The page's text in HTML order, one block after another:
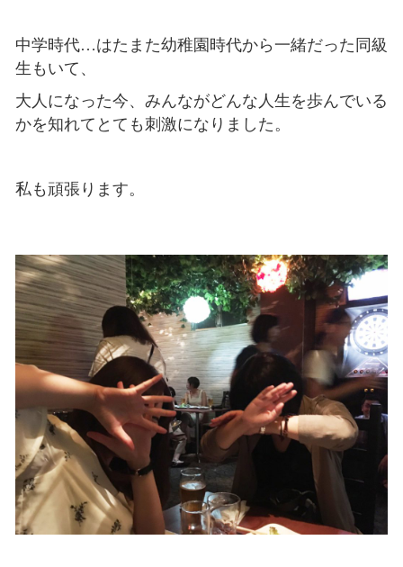
中学時代…はたまた幼稚園時代から一緒だった同級
生もいて、
大人になった今、みんながどんな人生を歩んでいる
かを知れてとても刺激になりました。
私も頑張ります。